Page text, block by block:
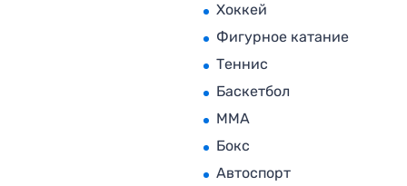
Хоккей
Фигурное катание
Теннис
Баскетбол
MMA
Бокс
Автоспорт